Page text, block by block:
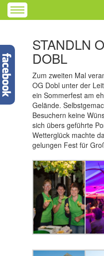
STANDLN
DOBL
Zum zweiten Mal
OG Dobl unter der
ein Sommerfest am
Gelände.
Besuchern keine
sich übers geführte
Wetterglück machte
gelungen Fest für